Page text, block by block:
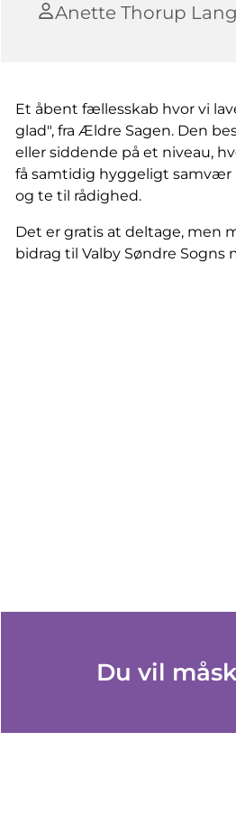
Anette Thorup
Et åbent fællesskab hvor vi
glad", fra Ældre Sagen. Den
eller siddende på et niveau,
få samtidig hyggeligt samvær
og te til rådighed.
Det er gratis at deltage, men
bidrag til Valby Søndre Sogns
Du vil